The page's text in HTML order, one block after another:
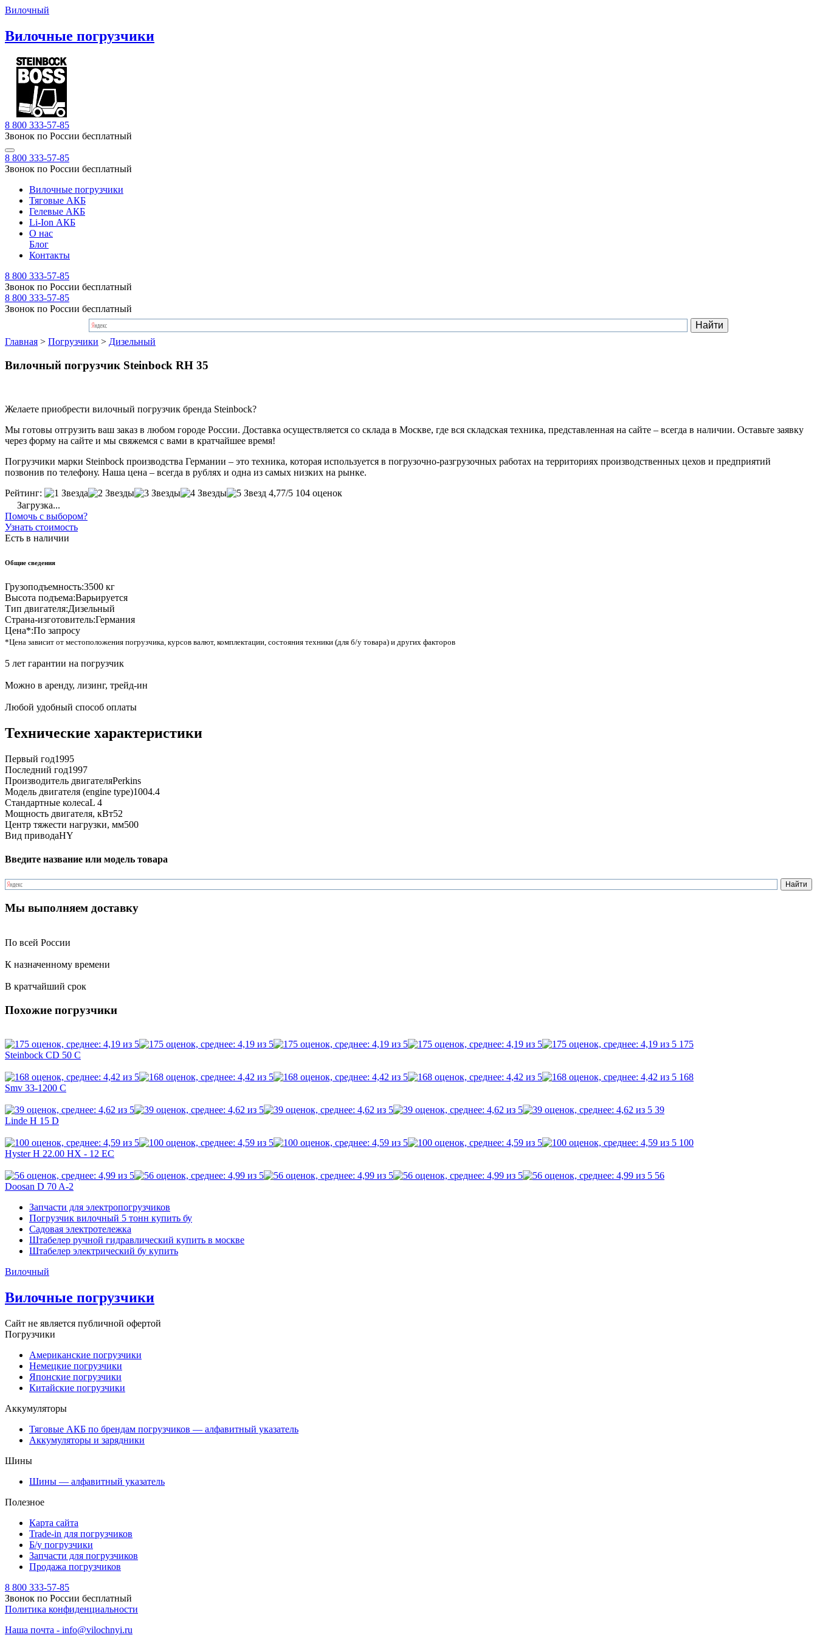
Вилочный
Вилочные погрузчики
8 800 333-57-85
Звонок по России бесплатный
8 800 333-57-85
Звонок по России бесплатный
Вилочные погрузчики
Тяговые АКБ
Гелевые АКБ
Li-Ion АКБ
О нас
Блог
Контакты
8 800 333-57-85
Звонок по России бесплатный
8 800 333-57-85
Звонок по России бесплатный
Главная > Погрузчики > Дизельный
Вилочный погрузчик Steinbock RH 35
Желаете приобрести вилочный погрузчик бренда Steinbock?
Мы готовы отгрузить ваш заказ в любом городе России. Доставка осуществляется со склада в Москве, где вся складская техника, представленная на сайте – всегда в наличии. Оставьте заявку
через форму на сайте и мы свяжемся с вами в кратчайшее время!
Погрузчики марки Steinbock производства Германии – это техника, которая используется в погрузочно-разгрузочных работах на территориях производственных цехов и предприятий
позвонив по телефону. Наша цена – всегда в рублях и одна из самых низких на рынке.
Рейтинг:
4,77/5 104 оценок
Загрузка...
Помочь с выбором?
Узнать стоимость
Есть в наличии
Общие сведения
Грузоподъемность:3500 кг
Высота подъема:Варьируется
Тип двигателя:Дизельный
Страна-изготовитель:Германия
Цена*:По запросу
*Цена зависит от местоположения погрузчика, курсов валют, комплектации, состояния техники (для б/у товара) и других факторов
5 лет гарантии на погрузчик
Можно в аренду, лизинг, трейд-ин
Любой удобный способ оплаты
Технические характеристики
Первый год1995
Последний год1997
Производитель двигателяPerkins
Модель двигателя (engine type)1004.4
Стандартные колесаL 4
Мощность двигателя, кВт52
Центр тяжести нагрузки, мм500
Вид приводаHY
Введите название или модель товара
Мы выполняем доставку
По всей России
К назначенному времени
В кратчайший срок
Похожие погрузчики
175
Steinbock CD 50 C
168
Smv 33-1200 C
39
Linde H 15 D
100
Hyster H 22.00 HX - 12 EC
56
Doosan D 70 A-2
Запчасти для электропогрузчиков
Погрузчик вилочный 5 тонн купить бу
Садовая электротележка
Штабелер ручной гидравлический купить в москве
Штабелер электрический бу купить
Вилочный
Вилочные погрузчики
Сайт не является публичной офертой
Погрузчики
Американские погрузчики
Немецкие погрузчики
Японские погрузчики
Китайские погрузчики
Аккумуляторы
Тяговые АКБ по брендам погрузчиков — алфавитный указатель
Аккумуляторы и зарядники
Шины
Шины — алфавитный указатель
Полезное
Карта сайта
Trade-in для погрузчиков
Б/у погрузчики
Запчасти для погрузчиков
Продажа погрузчиков
8 800 333-57-85
Звонок по России бесплатный
Политика конфиденциальности
Наша почта - info@vilochnyi.ru